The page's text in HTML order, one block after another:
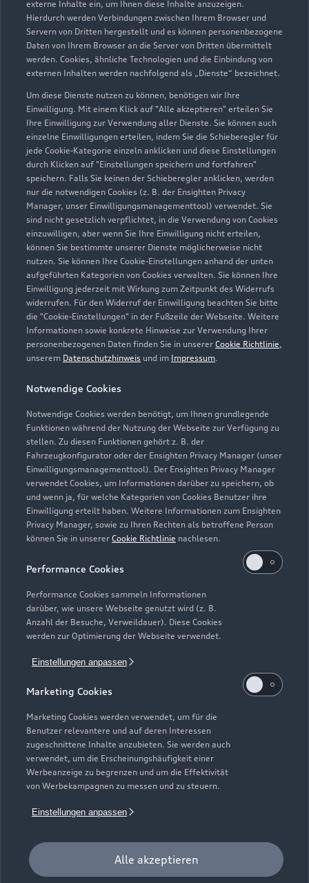
externe Inhalte ein, um Ihnen diese Inhalte anzuzeigen.
Hierdurch werden Verbindungen zwischen Ihrem Browser und
Servern von Dritten hergestellt und es können personenbezogene
Daten von Ihrem Browser an die Server von Dritten übermittelt
werden. Cookies, ähnliche Technologien und die Einbindung von
externen Inhalten werden nachfolgend als „Dienste“ bezeichnet.
Um diese Dienste nutzen zu können, benötigen wir Ihre
Einwilligung. Mit einem Klick auf "Alle akzeptieren" erteilen Sie
Ihre Einwilligung zur Verwendung aller Dienste. Sie können auch
einzelne Einwilligungen erteilen, indem Sie die Schieberegler für
jede Cookie-Kategorie einzeln anklicken und diese Einstellungen
durch Klicken auf "Einstellungen speichern und fortfahren"
speichern. Falls Sie keinen der Schieberegler anklicken, werden
nur die notwendigen Cookies (z. B. der Ensighten Privacy
Manager, unser Einwilligungsmanagementtool) verwendet. Sie
sind nicht gesetzlich verpflichtet, in die Verwendung von Cookies
einzuwilligen, aber wenn Sie Ihre Einwilligung nicht erteilen,
können Sie bestimmte unserer Dienste möglicherweise nicht
nutzen. Sie können Ihre Cookie-Einstellungen anhand der unten
aufgeführten Kategorien von Cookies verwalten. Sie können Ihre
Einwilligung jederzeit mit Wirkung zum Zeitpunkt des Widerrufs
widerrufen. Für den Widerruf der Einwilligung beachten Sie bitte
die "Cookie-Einstellungen" in der Fußzeile der Webseite. Weitere
Informationen sowie konkrete Hinweise zur Verwendung Ihrer
personenbezogenen Daten finden Sie in unserer Cookie Richtlinie,
unserem Datenschutzhinweis und im Impressum.
Notwendige Cookies
Notwendige Cookies werden benötigt, um Ihnen grundlegende
Funktionen während der Nutzung der Webseite zur Verfügung zu
stellen. Zu diesen Funktionen gehört z. B. der
Fahrzeugkonfigurator oder der Ensighten Privacy Manager (unser
Einwilligungsmanagementtool). Der Ensighten Privacy Manager
verwendet Cookies, um Informationen darüber zu speichern, ob
und wenn ja, für welche Kategorien von Cookies Benutzer ihre
Einwilligung erteilt haben. Weitere Informationen zum Ensighten
Privacy Manager, sowie zu Ihren Rechten als betroffene Person
können Sie in unserer Cookie Richtlinie nachlesen.
Performance Cookies
Performance Cookies sammeln Informationen
darüber, wie unsere Webseite genutzt wird (z. B.
Anzahl der Besuche, Verweildauer). Diese Cookies
werden zur Optimierung der Webseite verwendet.
Einstellungen anpassen
Marketing Cookies
Marketing Cookies werden verwendet, um für die
Benutzer relevantere und auf deren Interessen
zugeschnittene Inhalte anzubieten. Sie werden auch
verwendet, um die Erscheinungshäufigkeit einer
Werbeanzeige zu begrenzen und um die Effektivität
von Werbekampagnen zu messen und zu steuern.
Einstellungen anpassen
Alle akzeptieren
Zu den Rädern
Zurück nach oben
Modelle
Alle Modelle
Modelle vergleichen
Elektromodelle
Plug-in-Hybride
Kaufen & leasen
Gebrauchtwagensuche
Gebrauchtwagen
Finanzierung
Aktionen & Angebote
Geschäftskunden
Service & Zubehör
Audi Services
Garantie
Audi digital services
myAudi
Kundenservice
Audi Online Beratung
Online-Terminvereinbarung
Servicekontakt
Bordbuch & Bedienungsanleitungen
Verträge kündigen
Über Audi
Unternehmen
Karriere
Investor Relations
Presse & Media Center
Datenschutz
© 2026 AUDI AG. Alle Rechte vorbehalten
Impressum Rechtliches
Hinweisgebersystem
Datenschutzinformation
Digital Services Act
EU Data Act
Der Umfang des Audi CarCheck wird gegebenenfalls